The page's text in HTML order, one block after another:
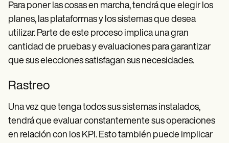
Para poner las cosas en marcha, tendrá que elegir los
planes, las plataformas y los sistemas que desea
utilizar. Parte de este proceso implica una gran
cantidad de pruebas y evaluaciones para garantizar
que sus elecciones satisfagan sus necesidades.
Rastreo
Una vez que tenga todos sus sistemas instalados,
tendrá que evaluar constantemente sus operaciones
en relación con los KPI. Esto también puede implicar